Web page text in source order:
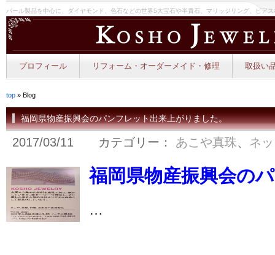
パール製品を中心に、ダイヤモンド、色石などの世界5大宝石や半貴石、マリッジリング、ピア
プロフィール リフォーム・オーダーメイド・修理 取扱い
top » Blog
福岡県物産振興会のパンフレット出来上がりました。
2017/03/11 カテゴリー： あこや真珠、 ネ
福岡県物産振興会の
…